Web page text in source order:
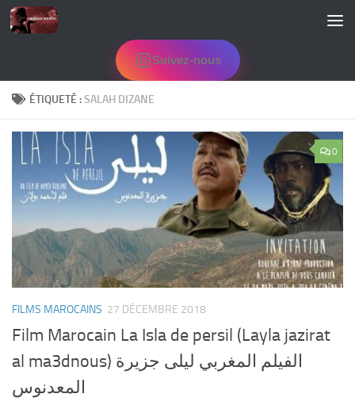
Skip to content
Suivez-nous
ÉTIQUETÉ :SALAH DIZANE
0
FILMS MAROCAINS 27 DÉCEMBRE 2018
Film Marocain La Isla de persil (Layla jazirat
al ma3dnous) الفيلم المغربي ليلى جزيرة
المعدنوس